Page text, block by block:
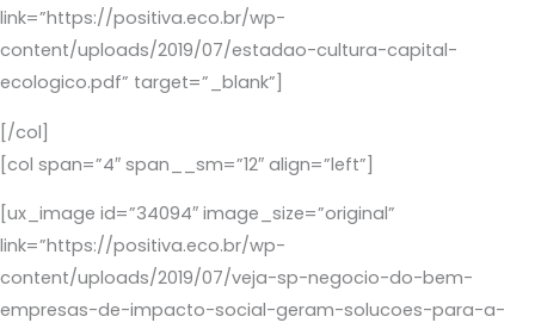
link=”https://positiva.eco.br/wp-
content/uploads/2019/07/estadao-cultura-capital-
ecologico.pdf” target=”_blank”]
[/col]
[col span=”4″ span__sm=”12″ align=”left”]
[ux_image id=”34094″ image_size=”original”
link=”https://positiva.eco.br/wp-
content/uploads/2019/07/veja-sp-negocio-do-bem-
empresas-de-impacto-social-geram-solucoes-para-a-